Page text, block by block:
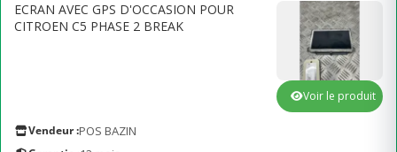
ECRAN AVEC GPS D'OCCASION POUR
CITROEN C5 PHASE 2 BREAK
Vendeur :POS BAZIN
Voir le produit